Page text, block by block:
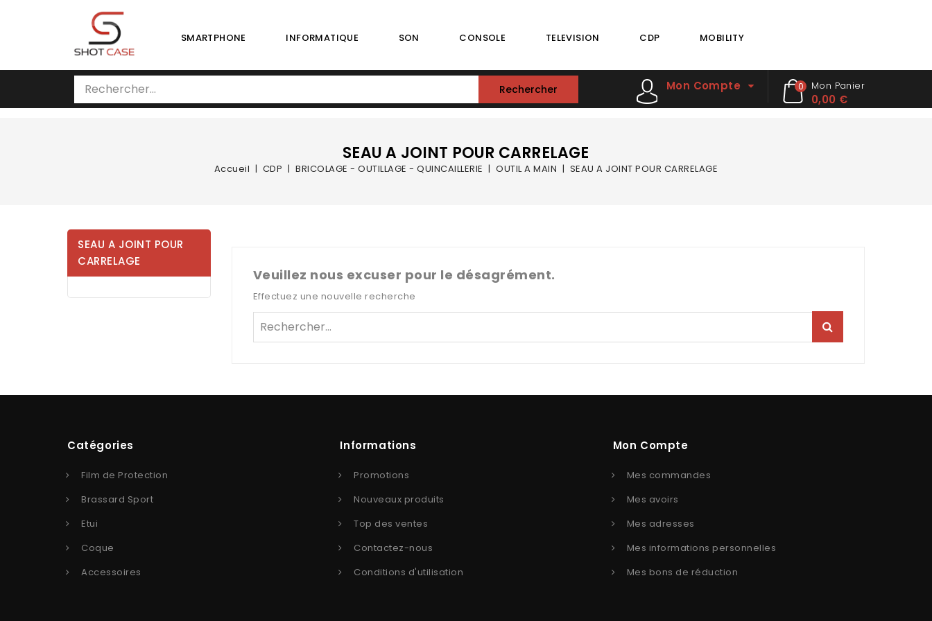
SMARTPHONE INFORMATIQUE SON CONSOLE TELEVISION CDP MOBILITY
Mon Panier
0,00 €
0
Mon Compte
Rechercher
SEAU A JOINT POUR CARRELAGE
Accueil CDP BRICOLAGE - OUTILLAGE - QUINCAILLERIE OUTIL A MAIN SEAU A JOINT POUR CARRELAGE
SEAU A JOINT POUR
CARRELAGE
Veuillez nous excuser pour le désagrément.
Effectuez une nouvelle recherche
Catégories
Film de Protection
Brassard Sport
Etui
Coque
Accessoires
Informations
Promotions
Nouveaux produits
Top des ventes
Contactez-nous
Conditions d'utilisation
Mon Compte
Mes commandes
Mes avoirs
Mes adresses
Mes informations personnelles
Mes bons de réduction